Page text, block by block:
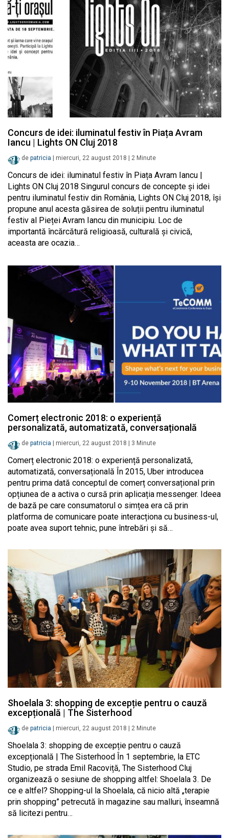
Concurs de idei: iluminatul festiv în Piața Avram
Iancu | Lights ON Cluj 2018
de patricia miercuri, 22 august 2018 2 Minute
Concurs de idei: iluminatul festiv în Piața Avram Iancu |
Lights ON Cluj 2018 Singurul concurs de concepte și idei
pentru iluminatul festiv din România, Lights ON Cluj 2018, își
propune anul acesta găsirea de soluții pentru iluminatul
festiv al Pieței Avram Iancu din municipiu. Loc de
importantă încărcătură religioasă, culturală și civică,
aceasta are ocazia…
Comerț electronic 2018: o experiență
personalizată, automatizată, conversațională
de patricia miercuri, 22 august 2018 3 Minute
Comerț electronic 2018: o experiență personalizată,
automatizată, conversațională În 2015, Uber introducea
pentru prima dată conceptul de comerț conversațional prin
opțiunea de a activa o cursă prin aplicația messenger. Ideea
de bază pe care consumatorul o simțea era că prin
platforma de comunicare poate interacționa cu business-ul,
poate avea suport tehnic, pune întrebări și să…
Shoelala 3: shopping de excepție pentru o cauză
excepțională | The Sisterhood
de patricia miercuri, 22 august 2018 2 Minute
Shoelala 3: shopping de excepție pentru o cauză
excepțională | The Sisterhood În 1 septembrie, la ETC
Studio, pe strada Emil Racoviță, The Sisterhood Cluj
organizează o sesiune de shopping altfel: Shoelala 3. De
ce e altfel? Shopping-ul la Shoelala, că nicio altă „terapie
prin shopping” petrecută în magazine sau malluri, înseamnă
să licitezi pentru…